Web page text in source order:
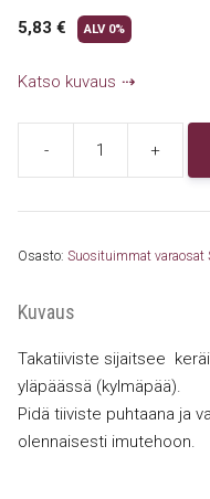
5,83 € ALV 0%
Katso kuvaus
- +
Osasto: Suosituimmat varaosat
Kuvaus
Takatiiviste sijaitsee
yläpäässä (kylmäpää).
Pidä tiiviste puhtaana ja
olennaisesti imutehoon.